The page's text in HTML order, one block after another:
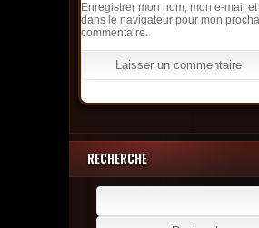
Enregistrer mon nom, mon e-mail
dans le navigateur pour mon
commentaire.
RECHERCHE
Rechercher :